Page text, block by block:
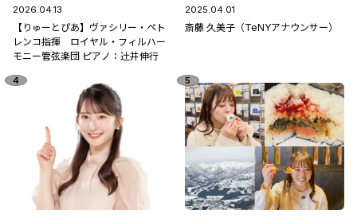
2026.04.13
【りゅーとぴあ】ヴァシリー・ペト
レンコ指揮 ロイヤル・フィルハー
モニー管弦楽団 ピアノ：辻󠄀井伸行
2025.04.01
斎藤 久美子（TeNYアナウンサー）